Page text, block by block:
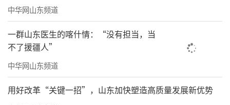
中华网山东频道
一群山东医生的喀什情：“没有担当，当
不了援疆人”
中华网山东频道
用好改革“关键一招”，山东加快塑造高质量发展新优势